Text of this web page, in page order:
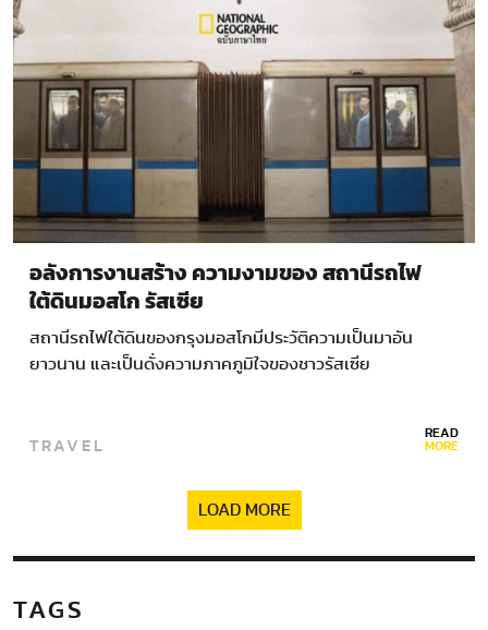
อลังการงานสร้าง ความงามของ สถานีรถไฟ
ใต้ดินมอสโก รัสเซีย
สถานีรถไฟใต้ดินของกรุงมอสโกมีประวัติความเป็นมาอัน
ยาวนาน และเป็นดั่งความภาคภูมิใจของชาวรัสเซีย
TRAVEL READ
MORE
LOAD MORE
TAGS